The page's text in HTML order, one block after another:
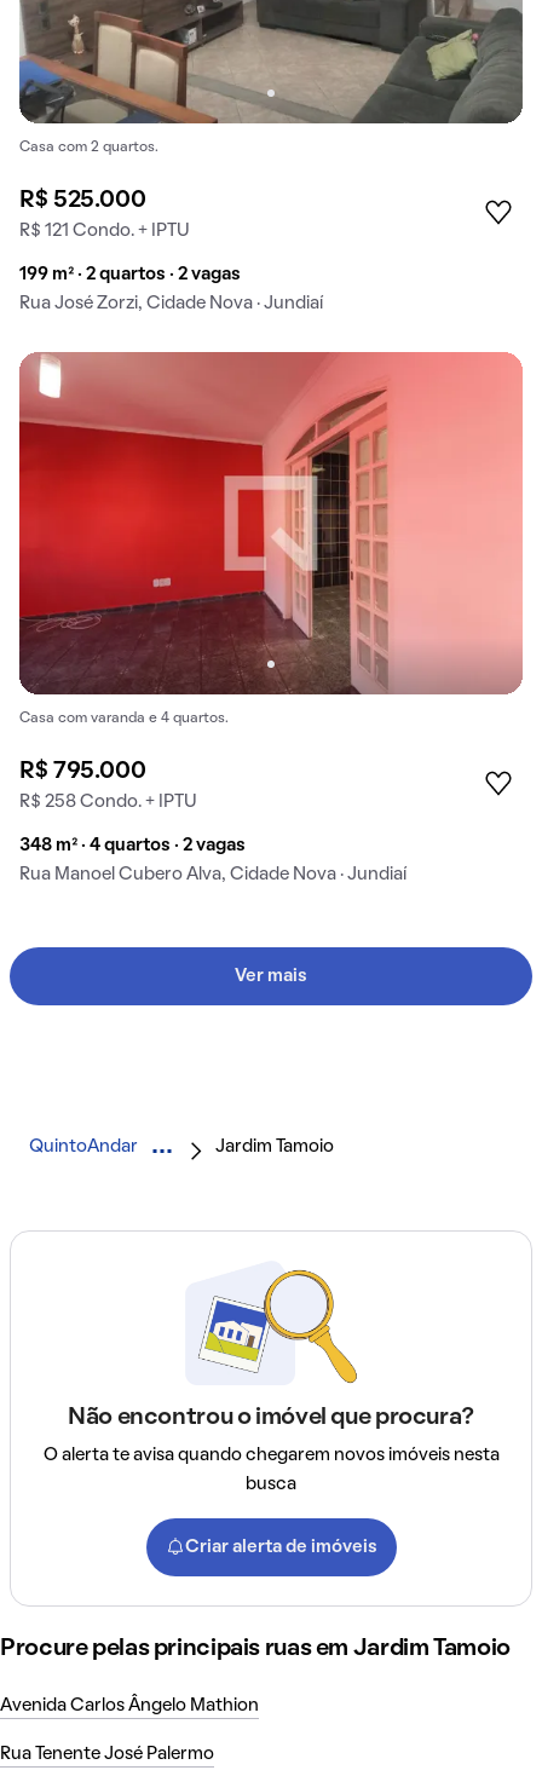
Casa com 2 quartos.
R$ 525.000
R$ 121 Condo. + IPTU
199 m² · 2 quartos · 2 vagas
Rua José Zorzi, Cidade Nova · Jundiaí
Casa com varanda e 4 quartos.
R$ 795.000
R$ 258 Condo. + IPTU
348 m² · 4 quartos · 2 vagas
Rua Manoel Cubero Alva, Cidade Nova · Jundiaí
Ver mais
QuintoAndar Jardim Tamoio
Não encontrou o imóvel que procura?
O alerta te avisa quando chegarem novos imóveis nesta
busca
Criar alerta de imóveis
Procure pelas principais ruas em Jardim Tamoio
Avenida Carlos Ângelo Mathion
Rua Tenente José Palermo